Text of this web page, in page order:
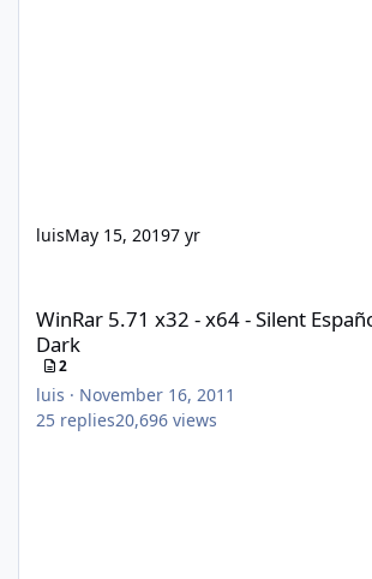
luisMay 15, 20197 yr
WinRar 5.71 x32 - x64 - Silent
Dark
2
luis · November 16, 2011
25 replies20,696 views